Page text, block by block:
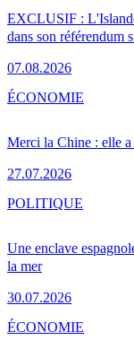
EXCLUSIF :
dans son référendum
07.08.2026
Merci la Chine : elle a
27.07.2026
ÉCONOMIE
Une enclave
la mer
30.07.2026
POLITIQUE
ÉCONOMIE